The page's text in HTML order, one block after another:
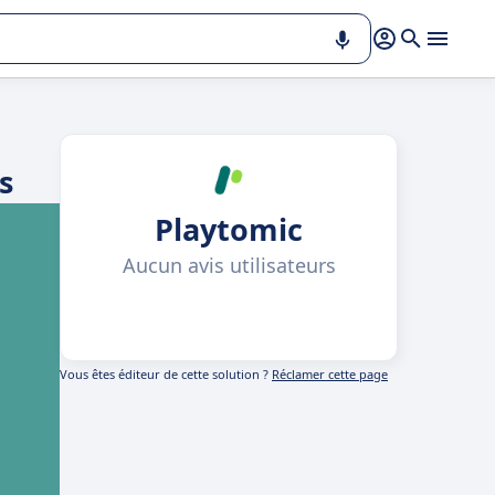
Playtomic
Aucun avis utilisateurs
Vous êtes éditeur de cette solution ? Réclamer cette page